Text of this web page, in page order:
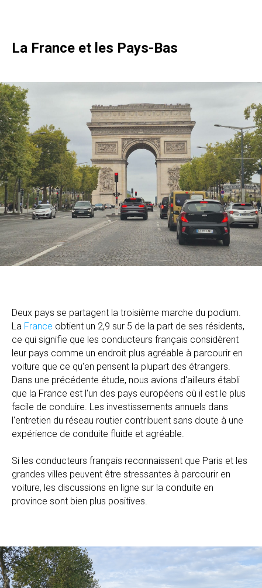
La France et les Pays-Bas
Deux pays se partagent la troisième marche du podium.
La France obtient un 2,9 sur 5 de la part de ses résidents,
ce qui signifie que les conducteurs français considèrent
leur pays comme un endroit plus agréable à parcourir en
voiture que ce qu'en pensent la plupart des étrangers.
Dans une précédente étude, nous avions d'ailleurs établi
que la France est l'un des pays européens où il est le plus
facile de conduire. Les investissements annuels dans
l'entretien du réseau routier contribuent sans doute à une
expérience de conduite fluide et agréable.
Si les conducteurs français reconnaissent que Paris et les
grandes villes peuvent être stressantes à parcourir en
voiture, les discussions en ligne sur la conduite en
province sont bien plus positives.